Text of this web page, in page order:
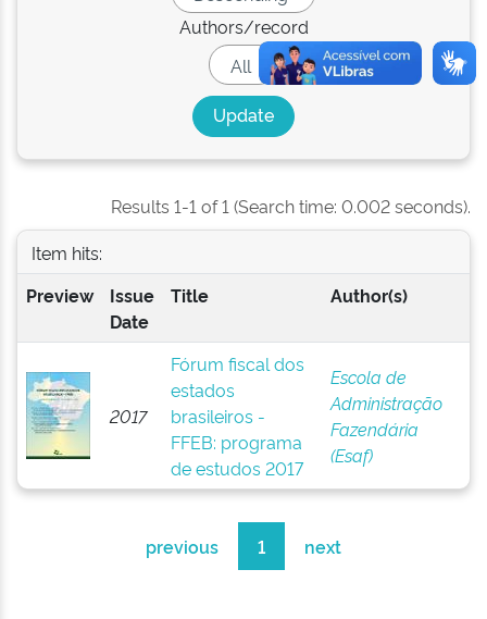
Authors/record
Results 1-1 of 1 (Search time: 0.002 seconds).
Item hits:
Preview
Issue
Date
Title Author(s)
2017
Fórum fiscal dos
estados
brasileiros -
FFEB: programa
de estudos 2017
Escola de
Administração
Fazendária
(Esaf)
previous 1 next